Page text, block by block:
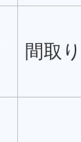
間取り